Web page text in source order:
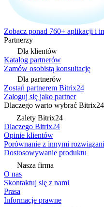
Zobacz ponad 760+ aplikacji i
Partnerzy
Dla klientów
Katalog partnerów
Zamów osobistą konsultację
Dla partnerów
Zostań partnerem Bitrix24
Zaloguj się jako partner
Dlaczego warto wybrać Bitrix24
Zalety Bitrix24
Dlaczego Bitrix24
Opinie klientów
Porównanie z innymi
Dostosowywanie produktu
Nasza firma
O nas
Skontaktuj się z nami
Prasa
Informacje prawne